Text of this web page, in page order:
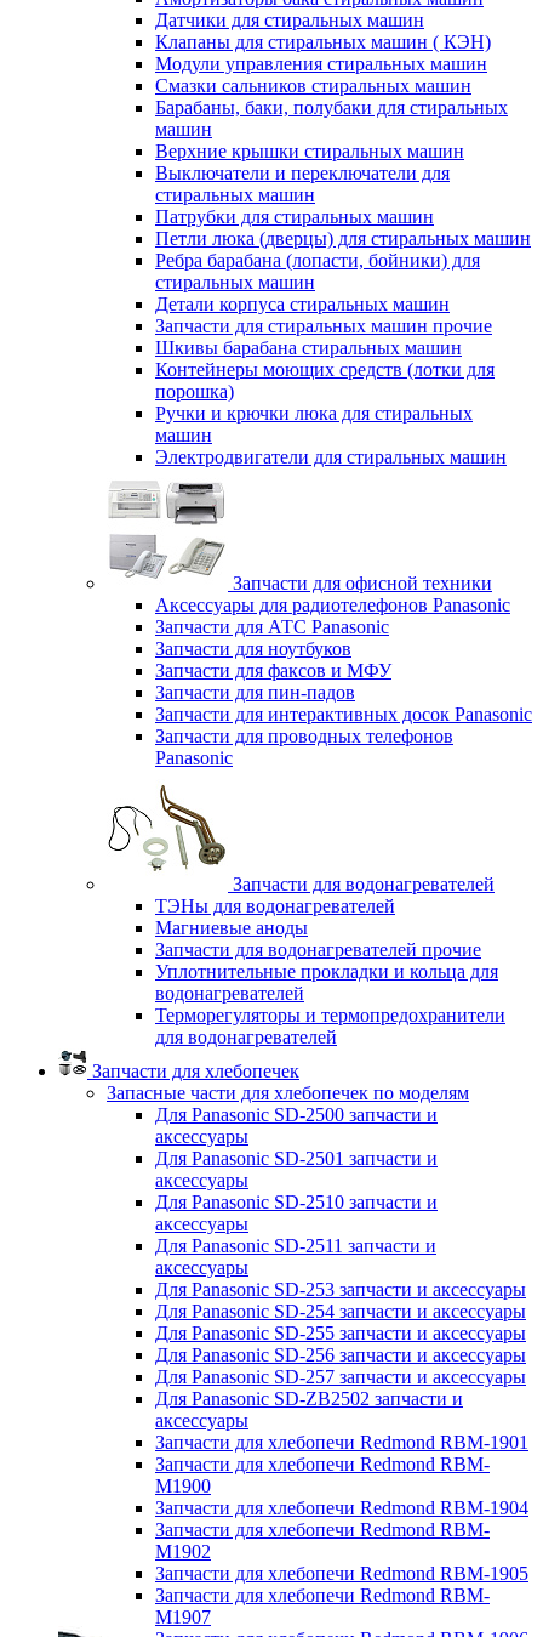
Датчики для стиральных машин
Клапаны для стиральных машин ( КЭН)
Модули управления стиральных машин
Смазки сальников стиральных машин
Барабаны, баки, полубаки для стиральных
машин
Верхние крышки стиральных машин
Выключатели и переключатели для
стиральных машин
Патрубки для стиральных машин
Петли люка (дверцы) для стиральных машин
Ребра барабана (лопасти, бойники) для
стиральных машин
Детали корпуса стиральных машин
Запчасти для стиральных машин прочие
Шкивы барабана стиральных машин
Контейнеры моющих средств (лотки для
порошка)
Ручки и крючки люка для стиральных
машин
Электродвигатели для стиральных машин
Запчасти для офисной техники
Аксессуары для радиотелефонов Panasonic
Запчасти для АТС Panasonic
Запчасти для ноутбуков
Запчасти для факсов и МФУ
Запчасти для пин-падов
Запчасти для интерактивных досок Panasonic
Запчасти для проводных телефонов
Panasonic
Запчасти для водонагревателей
ТЭНы для водонагревателей
Магниевые аноды
Запчасти для водонагревателей прочие
Уплотнительные прокладки и кольца для
водонагревателей
Терморегуляторы и термопредохранители
для водонагревателей
Запчасти для хлебопечек
Запасные части для хлебопечек по моделям
Для Panasonic SD-2500 запчасти и
аксессуары
Для Panasonic SD-2501 запчасти и
аксессуары
Для Panasonic SD-2510 запчасти и
аксессуары
Для Panasonic SD-2511 запчасти и
аксессуары
Для Panasonic SD-253 запчасти и аксессуары
Для Panasonic SD-254 запчасти и аксессуары
Для Panasonic SD-255 запчасти и аксессуары
Для Panasonic SD-256 запчасти и аксессуары
Для Panasonic SD-257 запчасти и аксессуары
Для Panasonic SD-ZB2502 запчасти и
аксессуары
Запчасти для хлебопечи Redmond RBM-1901
Запчасти для хлебопечи Redmond RBM-
M1900
Запчасти для хлебопечи Redmond RBM-1904
Запчасти для хлебопечи Redmond RBM-
M1902
Запчасти для хлебопечи Redmond RBM-1905
Запчасти для хлебопечи Redmond RBM-
M1907